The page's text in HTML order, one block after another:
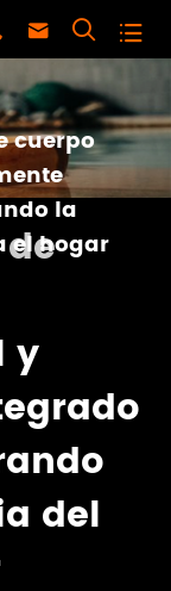
  
cuerpo
la
el hogar
y
del